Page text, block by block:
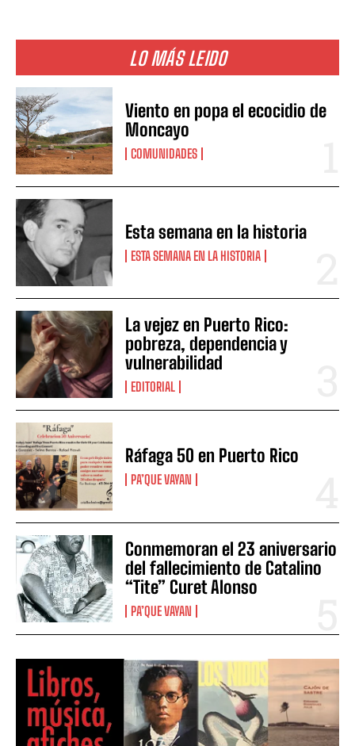
LO MÁS LEIDO
Viento en popa el ecocidio de
Moncayo
COMUNIDADES
Esta semana en la historia
ESTA SEMANA EN LA HISTORIA
La vejez en Puerto Rico:
pobreza, dependencia y
vulnerabilidad
EDITORIAL
Ráfaga 50 en Puerto Rico
PA’QUE VAYAN
Conmemoran el 23 aniversario
del fallecimiento de Catalino
“Tite” Curet Alonso
PA’QUE VAYAN